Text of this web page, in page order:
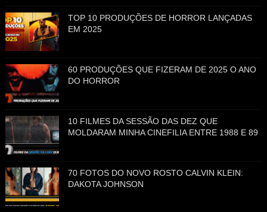
TOP 10 PRODUÇÕES DE HORROR LANÇADAS
EM 2025
60 PRODUÇÕES QUE FIZERAM DE 2025 O ANO
DO HORROR
10 FILMES DA SESSÃO DAS DEZ QUE
MOLDARAM MINHA CINEFILIA ENTRE 1988 E 89
70 FOTOS DO NOVO ROSTO CALVIN KLEIN:
DAKOTA JOHNSON